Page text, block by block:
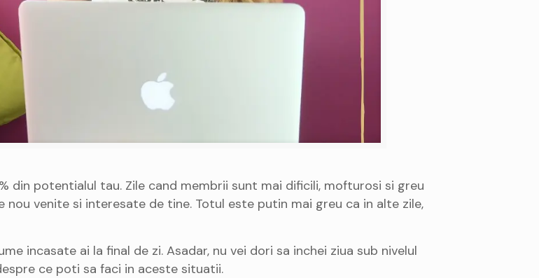
din potentialul tau. Zile cand membrii sunt mai dificili, mofturosi si greu
venite si interesate de tine. Totul este putin mai greu ca in alte zile,
incasate ai la final de zi. Asadar, nu vei dori sa inchei ziua sub nivelul
ce poti sa faci in aceste situatii.